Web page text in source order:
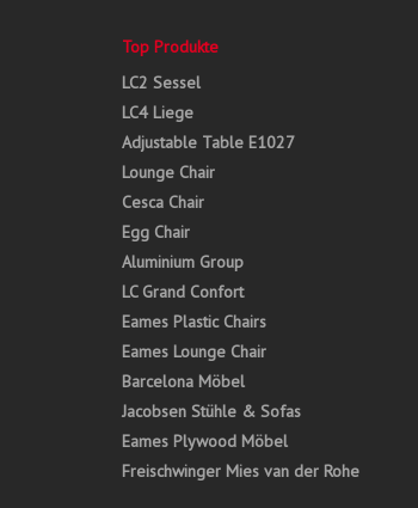
Top Produkte
LC2 Sessel
LC4 Liege
Adjustable Table E1027
Lounge Chair
Cesca Chair
Egg Chair
Aluminium Group
LC Grand Confort
Eames Plastic Chairs
Eames Lounge Chair
Barcelona Möbel
Jacobsen Stühle & Sofas
Eames Plywood Möbel
Freischwinger Mies van der Rohe